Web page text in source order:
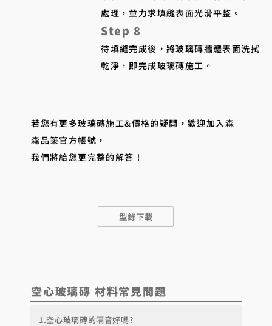
處理，並力求填縫表面光滑平整。
Step 8
待填縫完成後，將玻璃磚牆體表面洗拭
乾淨，即完成玻璃磚施工。
若您有更多玻璃磚施工&價格的疑問，歡迎加入森
森品築官方帳號，
我們將給您更完整的解答！
型錄下載
空心玻璃磚 材料常見問題
1.空心玻璃磚的隔音好嗎?